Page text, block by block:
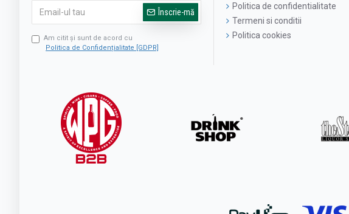
Înscrie-mă
Am citit şi sunt de acord cu
Politica de Confidențialitate [GDPR]
Politica de confidentialitate
Termeni si conditii
Politica cookies